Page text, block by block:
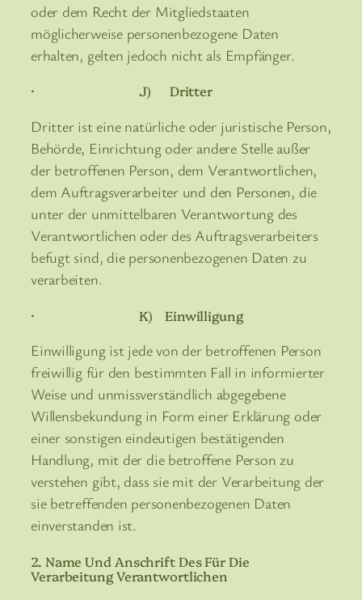
oder dem Recht der Mitgliedstaaten
möglicherweise personenbezogene Daten
erhalten, gelten jedoch nicht als Empfänger.
· J) Dritter
Dritter ist eine natürliche oder juristische Person,
Behörde, Einrichtung oder andere Stelle außer
der betroffenen Person, dem Verantwortlichen,
dem Auftragsverarbeiter und den Personen, die
unter der unmittelbaren Verantwortung des
Verantwortlichen oder des Auftragsverarbeiters
befugt sind, die personenbezogenen Daten zu
verarbeiten.
· K) Einwilligung
Einwilligung ist jede von der betroffenen Person
freiwillig für den bestimmten Fall in informierter
Weise und unmissverständlich abgegebene
Willensbekundung in Form einer Erklärung oder
einer sonstigen eindeutigen bestätigenden
Handlung, mit der die betroffene Person zu
verstehen gibt, dass sie mit der Verarbeitung der
sie betreffenden personenbezogenen Daten
einverstanden ist.
2. Name Und Anschrift Des Für Die
Verarbeitung Verantwortlichen